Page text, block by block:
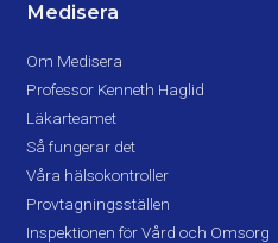
Medisera
Om Medisera
Professor Kenneth Haglid
Läkarteamet
Så fungerar det
Våra hälsokontroller
Provtagningsställen
Inspektionen för Vård och Omsorg